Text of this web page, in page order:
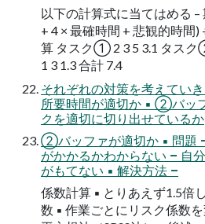
以下の計算式に当てはめる –
+ 4 × 最確時間 + 悲観的時間)
算 タスク① 2 3 5 3.1 タス
1 3 1.3 合計 7.4
それぞれの対策を考えてい
所要時間が適切か ▪ ②バッ
クを適切に切り出せているか
②バッファが適切か ▪ 問題
がかかるかわからない – ⾃
がもてない ▪ 解決⽅法 –
係数計算 ▪ とりあえず1.5倍
数 ▪ 作業ごとにリスク係数